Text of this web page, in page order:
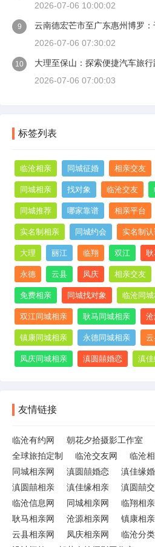
2026-07-06 10:00:02
9
云南德宏芒市至广东惠州博罗
2026-07-06 07:30:02
10
大理至保山：探索便捷汽车旅
2026-07-06 07:00:03
标签列表
临沧相亲 同城征婚 相亲交友
同城相亲 找对象 临沧交友
同城推荐 哪家靠谱 相亲平台
实名制相亲 同城约会 实名制
大理 丽江 临翔 双江 耿
永德 云县 凤庆 相亲交友
免费相亲 同城找对象 临沧同
双江同城相亲 耿马同城相亲
镇康同城相亲 永德同城相亲
凤庆同城相亲 滇圆囍婚恋 滇
友情链接
临沧有约网 朝花夕拾摄影工作室
全球旅拍定制
临沧交友网 临沧
同城相亲网
滇圆囍婚恋 滇佳缘
滇圆囍相亲
滇佳缘相亲 滇圆囍
临沧信息网
同城相亲网 临翔相
耿马相亲网
沧源相亲网 镇康相
云县相亲网
凤庆相亲网 临沧分